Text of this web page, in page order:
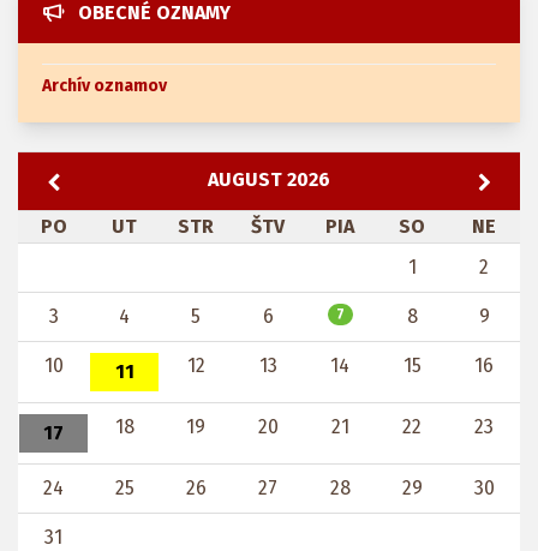
OBECNÉ OZNAMY
Archív oznamov
AUGUST 2026
PO UT STR ŠTV PIA SO
NE
1
2
3 4 5 6 7 8 9
10 11 12 13 14 15 16
17 18 19 20 21 22 23
24 25 26 27 28 29 30
31